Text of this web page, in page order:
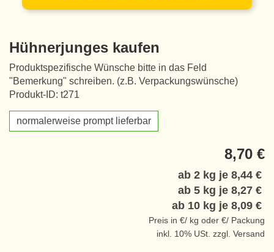
Hühnerjunges kaufen
Produktspezifische Wünsche bitte in das Feld
"Bemerkung" schreiben. (z.B. Verpackungswünsche)
Produkt-ID: t271
normalerweise prompt lieferbar
8,70 €
ab 2 kg je 8,44 €
ab 5 kg je 8,27 €
ab 10 kg je 8,09 €
Preis in €/ kg oder €/ Packung
inkl. 10% USt. zzgl. Versand